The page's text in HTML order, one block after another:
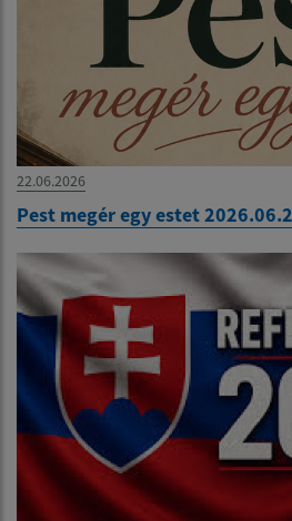
22.06.2026
Pest megér egy estet